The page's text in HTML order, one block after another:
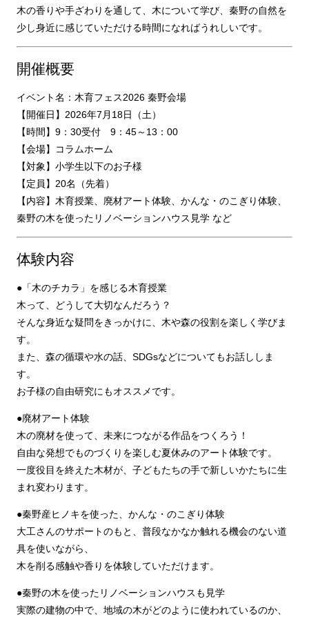
木の香りや手ざわりを通して、木について学び、秦野の自然を
少し身近に感じていただける時間になればうれしいです。
開催概要
イベント名：木育フェス2026 秦野会場
【開催日】2026年7月18日（土）
【時間】9：30受付 9：45～13：00
【会場】コラムホーム
【対象】小学生以下のお子様
【定員】20名（先着）
【内容】木育授業、廃材アート体験、かんな・のこぎり体験、
秦野の木を使ったリノベーションハウス見学 など
体験内容
●「木のチカラ」を感じる木育授業
木って、どうして大切なんだろう？
そんな身近な疑問をきっかけに、木や森の役割を楽しく学びま
す。
また、森の循環や水の話、SDGsなどについてもお話ししま
す。
お子様の自由研究にもオススメです。
●廃材アート体験
木の廃材を使って、未来につながる作品をつくろう！
自由な発想でものづくりを楽しむ夏休みのアート体験です。
一度役目を終えた木材が、子どもたちの手で新しいかたちに生
まれ変わります。
●秦野産ヒノキを使った、かんな・のこぎり体験
大工さんのサポートのもと、普段なかなか触れる機会のない道
具を使いながら、
木を削る感触や香りを体験していただけます。
●秦野の木を使ったリノベーションハウスも見学
実際の建物の中で、地域の木がどのように使われているのか、